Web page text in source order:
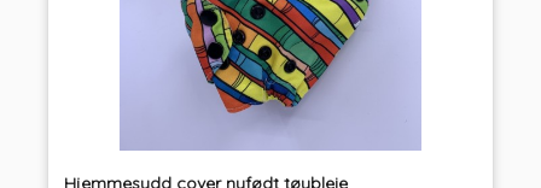
Hjemmesydd cover nyfødt tøybleie